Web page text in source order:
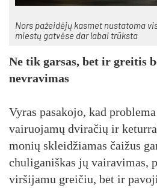
Nors pa­žei­dė­jų kas­met nu­sta­to­ma
mies­tų gat­vė­se dar la­bai trūks­ta
Ne tik gar­sas, bet ir grei­tis
nev­ra­vi­mas
Vy­ras pa­sa­ko­jo, kad
vai­ruo­ja­mų dvi­ra­čių ir
mo­nių sklei­džia­mas čai­žus
chu­li­ga­niš­kas jų vai­ra­vi­mas,
vir­ši­ja­mu grei­čiu, bet ir